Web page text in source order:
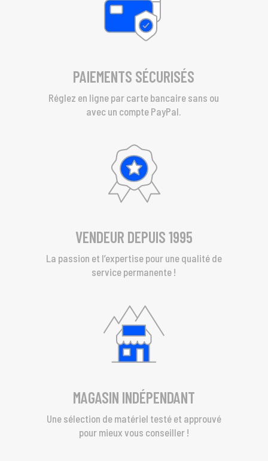
PAIEMENTS SÉCURISÉS
Réglez en ligne par carte bancaire sans ou
avec un compte PayPal.
VENDEUR DEPUIS 1995
La passion et l’expertise pour une qualité de
service permanente !
MAGASIN INDÉPENDANT
Une sélection de matériel testé et approuvé
pour mieux vous conseiller !